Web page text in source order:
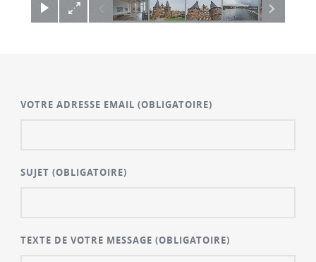
VOTRE ADRESSE EMAIL(OBLIGATOIRE)
SUJET(OBLIGATOIRE)
TEXTE DE VOTRE MESSAGE(OBLIGATOIRE)